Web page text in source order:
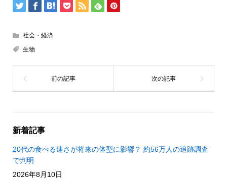
社会・経済
生物
新着記事
20代の食べる速さが将来の体型に影響？ 約56万人の追跡調査
で判明
2026年8月10日